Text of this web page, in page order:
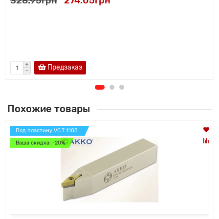
Предзаказ
Похожие товары
Под пластину VC.T 1103..
Ваша скидка: -20%